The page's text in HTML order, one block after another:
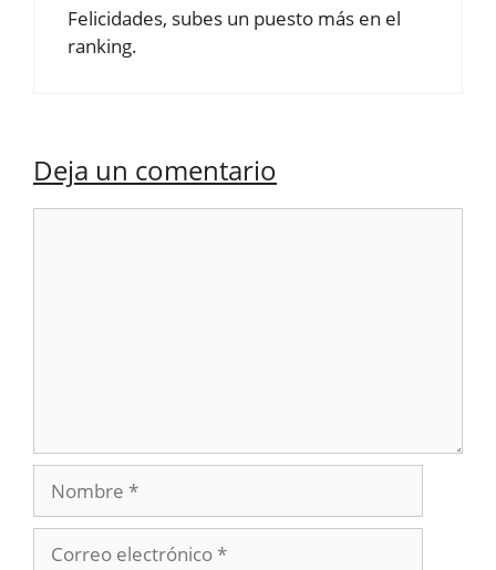
Felicidades, subes un puesto más en el
ranking.
Deja un comentario
Nombre